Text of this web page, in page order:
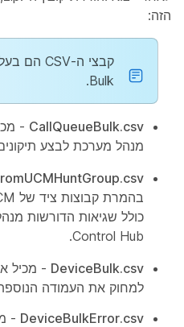
הזה:
Bulk.
CallQueueBulk.csv
-
מנהל מערכת לבצע
כולל שגיאות הדורשות
Control Hub.
DeviceBulk.csv - מכיל
למחוק את העמודה
DeviceBulkError.csv
-